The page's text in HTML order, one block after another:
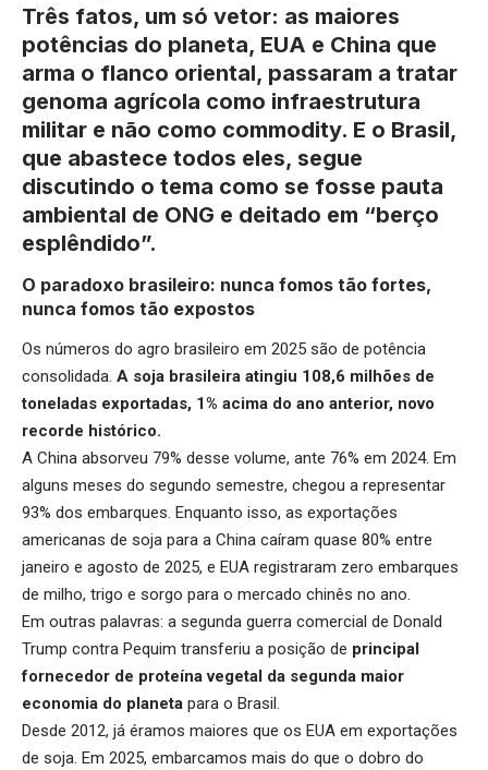
Três fatos, um só vetor: as maiores
potências do planeta, EUA e China que
arma o flanco oriental, passaram a tratar
genoma agrícola como infraestrutura
militar e não como commodity. E o Brasil,
que abastece todos eles, segue
discutindo o tema como se fosse pauta
ambiental de ONG e deitado em “berço
esplêndido”.
O paradoxo brasileiro: nunca fomos tão fortes,
nunca fomos tão expostos
Os números do agro brasileiro em 2025 são de potência
consolidada. A soja brasileira atingiu 108,6 milhões de
toneladas exportadas, 1% acima do ano anterior, novo
recorde histórico.
A China absorveu 79% desse volume, ante 76% em 2024. Em
alguns meses do segundo semestre, chegou a representar
93% dos embarques. Enquanto isso, as exportações
americanas de soja para a China caíram quase 80% entre
janeiro e agosto de 2025, e EUA registraram zero embarques
de milho, trigo e sorgo para o mercado chinês no ano.
Em outras palavras: a segunda guerra comercial de Donald
Trump contra Pequim transferiu a posição de principal
fornecedor de proteína vegetal da segunda maior
economia do planeta para o Brasil.
Desde 2012, já éramos maiores que os EUA em exportações
de soja. Em 2025, embarcamos mais do que o dobro do